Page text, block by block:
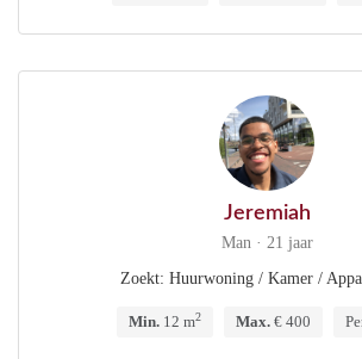
Jeremiah
Man · 21 jaar
Zoekt: Huurwoning / Kamer /
Min.12 m2 Max.€ 400